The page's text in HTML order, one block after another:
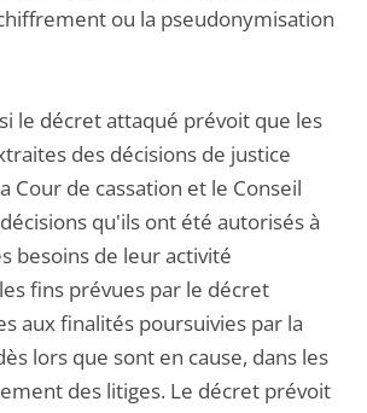
ou la pseudonymisation
le décret attaqué prévoit que les
des décisions de justice
Cour de cassation et le Conseil
qu'ils ont été autorisés à
besoins de leur activité
fins prévues par le décret
aux finalités poursuivies par la
lors que sont en cause, dans les
des litiges. Le décret prévoit